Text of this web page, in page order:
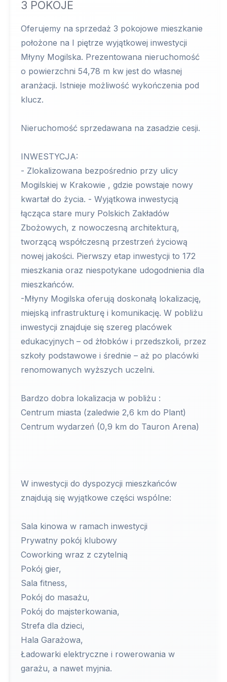
3 POKOJE
Oferujemy na sprzedaż 3 pokojowe mieszkanie
położone na I piętrze wyjątkowej inwestycji
Młyny Mogilska. Prezentowana nieruchomość
o powierzchni 54,78 m kw jest do własnej
aranżacji. Istnieje możliwość wykończenia pod
klucz.
Nieruchomość sprzedawana na zasadzie cesji.
INWESTYCJA:
- Zlokalizowana bezpośrednio przy ulicy
Mogilskiej w Krakowie , gdzie powstaje nowy
kwartał do życia. - Wyjątkowa inwestycją
łącząca stare mury Polskich Zakładów
Zbożowych, z nowoczesną architekturą,
tworzącą współczesną przestrzeń życiową
nowej jakości. Pierwszy etap inwestycji to 172
mieszkania oraz niespotykane udogodnienia dla
mieszkańców.
-Młyny Mogilska oferują doskonałą lokalizację,
miejską infrastrukturę i komunikację. W pobliżu
inwestycji znajduje się szereg placówek
edukacyjnych – od żłobków i przedszkoli, przez
szkoły podstawowe i średnie – aż po placówki
renomowanych wyższych uczelni.
Bardzo dobra lokalizacja w pobliżu :
Centrum miasta (zaledwie 2,6 km do Plant)
Centrum wydarzeń (0,9 km do Tauron Arena)
W inwestycji do dyspozycji mieszkańców
znajdują się wyjątkowe części wspólne:
Sala kinowa w ramach inwestycji
Prywatny pokój klubowy
Coworking wraz z czytelnią
Pokój gier,
Sala fitness,
Pokój do masażu,
Pokój do majsterkowania,
Strefa dla dzieci,
Hala Garażowa,
Ładowarki elektryczne i rowerowania w
garażu, a nawet myjnia.